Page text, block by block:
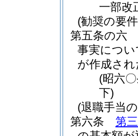
一部改
(勧奨の要
第五条の六
事実につ
が作成さ
(昭六
下)
(退職手当
第六条
第